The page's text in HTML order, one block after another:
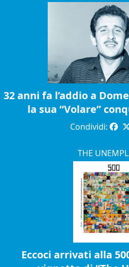
32 anni fa l’addio a
la sua “Volare”
Condividi:
THE
Eccoci arrivati alla